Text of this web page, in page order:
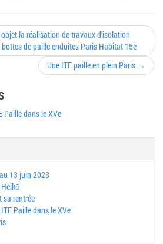
la réalisation de travaux d'isolation
de paille enduites Paris Habitat 15e
Une ITE paille en plein Paris →
Paille dans le XVe
13 juin 2023
sa rentrée
Paille dans le XVe